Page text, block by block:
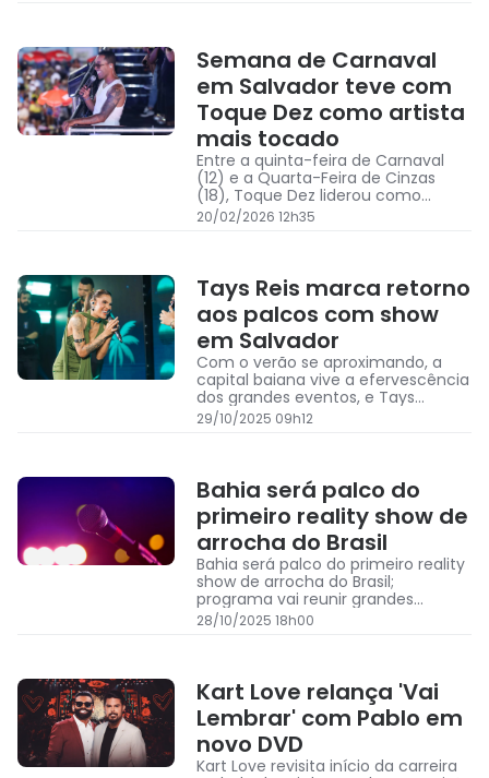
Semana de Carnaval
em Salvador teve com
Toque Dez como artista
mais tocado
Entre a quinta-feira de Carnaval
(12) e a Quarta-Feira de Cinzas
(18), Toque Dez liderou como
artista favorito em Salvador
20/02/2026 12h35
Tays Reis marca retorno
aos palcos com show
em Salvador
Com o verão se aproximando, a
capital baiana vive a efervescência
dos grandes eventos, e Tays
promete esquentar ainda mais o
clima com uma noite dedicada ao
29/10/2025 09h12
Bahia será palco do
primeiro reality show de
arrocha do Brasil
Bahia será palco do primeiro reality
show de arrocha do Brasil;
programa vai reunir grandes
nomes, como Lucas Kart Love e
Silfarley
28/10/2025 18h00
Kart Love relança 'Vai
Lembrar' com Pablo em
novo DVD
Kart Love revisita início da carreira